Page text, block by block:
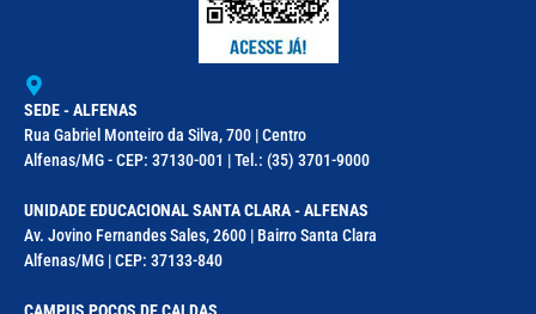
SEDE - ALFENAS
Rua Gabriel Monteiro da Silva, 700 | Centro
Alfenas/MG - CEP: 37130-001 | Tel.: (35) 3701-9000
UNIDADE EDUCACIONAL SANTA CLARA - ALFENAS
Av. Jovino Fernandes Sales, 2600 | Bairro Santa Clara
Alfenas/MG | CEP: 37133-840
CAMPUS POÇOS DE CALDAS